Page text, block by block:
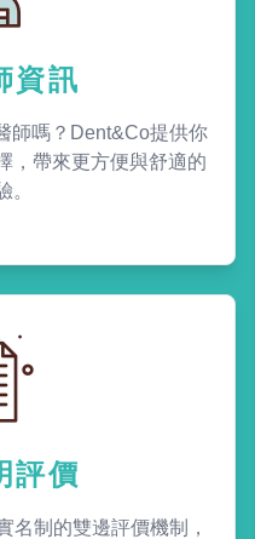
資訊
師嗎？Dent&Co提供你
，帶來更方便與舒適的
。
評價
名制的雙邊評價機制，